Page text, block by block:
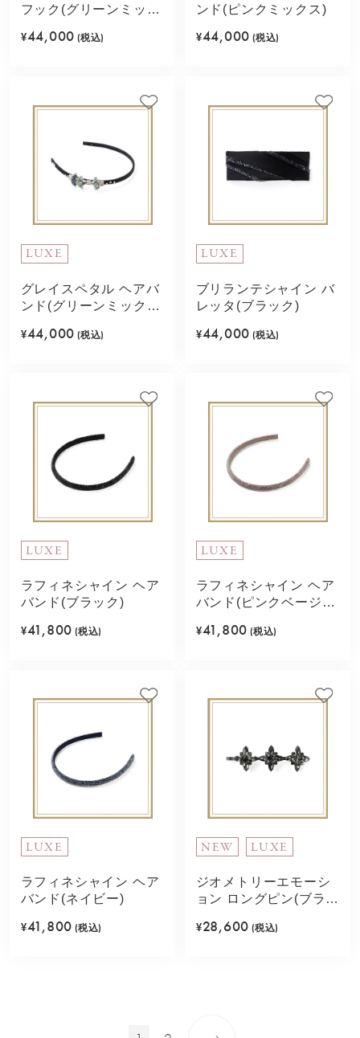
フック(グリーンミック
¥44,000 (税込)
ンド(ピンクミックス)
¥44,000 (税込)
LUXE
グレイスペタル ヘアバ
ンド(グリーンミック
¥44,000 (税込)
LUXE
ブリランテシャイン バ
レッタ(ブラック)
¥44,000 (税込)
LUXE
ラフィネシャイン ヘア
バンド(ブラック)
¥41,800 (税込)
LUXE
ラフィネシャイン ヘア
バンド(ピンクベージ
¥41,800 (税込)
LUXE
ラフィネシャイン ヘア
バンド(ネイビー)
¥41,800 (税込)
NEW LUXE
ジオメトリーエモーシ
ョン ロングピン(ブラッ
¥28,600 (税込)